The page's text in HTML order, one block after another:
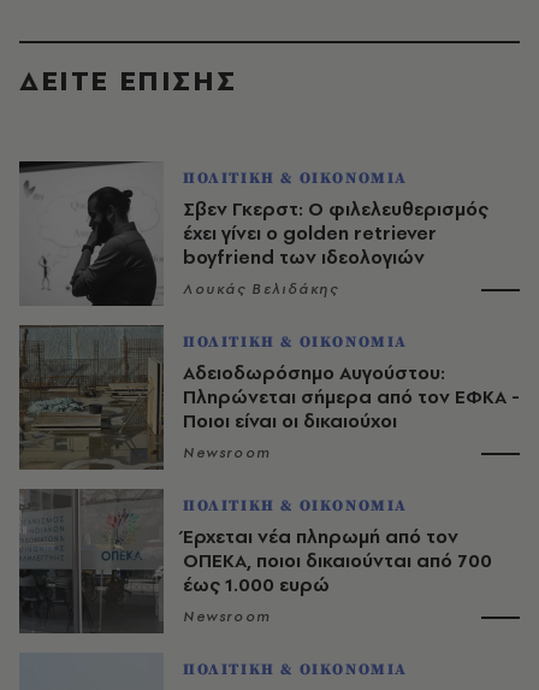
ΔΕΙΤΕ ΕΠΙΣΗΣ
ΠΟΛΙΤΙΚΗ & ΟΙΚΟΝΟΜΙΑ
Σβεν Γκερστ: Ο φιλελευθερισμός
έχει γίνει ο golden retriever
boyfriend των ιδεολογιών
Λουκάς Βελιδάκης
ΠΟΛΙΤΙΚΗ & ΟΙΚΟΝΟΜΙΑ
Αδειοδωρόσημο Αυγούστου:
Πληρώνεται σήμερα από τον ΕΦΚΑ -
Ποιοι είναι οι δικαιούχοι
Newsroom
ΠΟΛΙΤΙΚΗ & ΟΙΚΟΝΟΜΙΑ
Έρχεται νέα πληρωμή από τον
ΟΠΕΚΑ, ποιοι δικαιούνται από 700
έως 1.000 ευρώ
Newsroom
ΠΟΛΙΤΙΚΗ & ΟΙΚΟΝΟΜΙΑ